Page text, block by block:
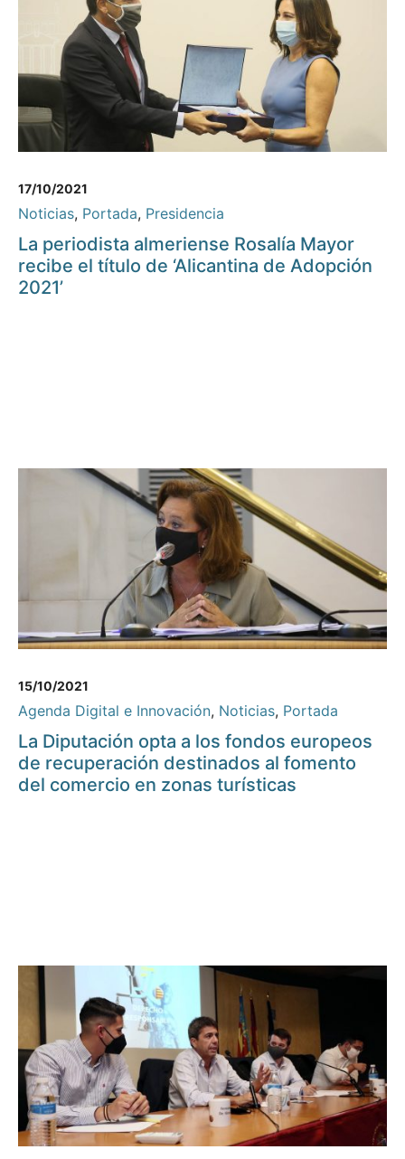
17/10/2021
Noticias, Portada, Presidencia
La periodista almeriense Rosalía Mayor
recibe el título de ‘Alicantina de Adopción
2021’
15/10/2021
Agenda Digital e Innovación, Noticias, Portada
La Diputación opta a los fondos europeos
de recuperación destinados al fomento
del comercio en zonas turísticas